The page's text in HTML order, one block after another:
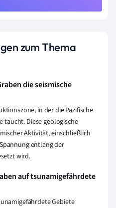
zum Thema
die seismische
in der die Pazifische
taucht. Diese geologische
Aktivität, einschließlich
entlang der
wird.
auf tsunamigefährdete
Gebiete